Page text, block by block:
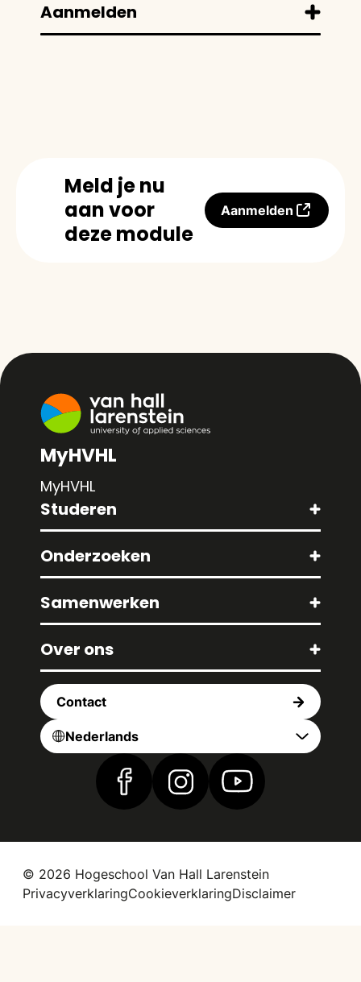
Aanmelden
Meld je nu
aan voor
deze module
Aanmelden
MyHVHL
MyHVHL
Studeren
Onderzoeken
Samenwerken
Over ons
Contact
Nederlands
Vind ons op Facebook
Vind ons op Instagram
Vind ons op
© 2026 Hogeschool Van Hall Larenstein
PrivacyverklaringCookieverklaringDisclaimer